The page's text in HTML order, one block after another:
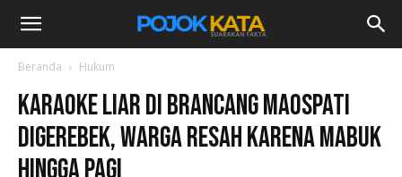
Beranda Hukum
Karaoke Liar di Brancang Maospati
Digerebek, Warga Resah karena Mabuk